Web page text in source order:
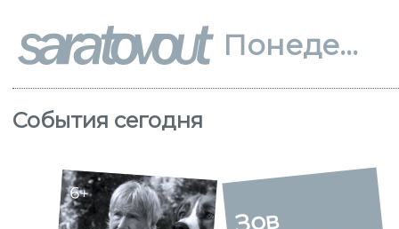
Понедельник, 10 августа
События сегодня
6+